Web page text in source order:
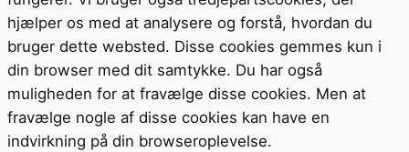
hjælper os med at analysere og forstå, hvordan du
bruger dette websted. Disse cookies gemmes kun i
din browser med dit samtykke. Du har også
muligheden for at fravælge disse cookies. Men at
fravælge nogle af disse cookies kan have en
indvirkning på din browseroplevelse.